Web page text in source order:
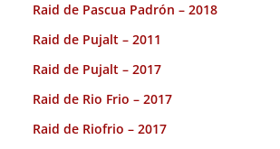
Raid de Pascua Padrón – 2018
Raid de Pujalt – 2011
Raid de Pujalt – 2017
Raid de Rio Frio – 2017
Raid de Riofrio – 2017